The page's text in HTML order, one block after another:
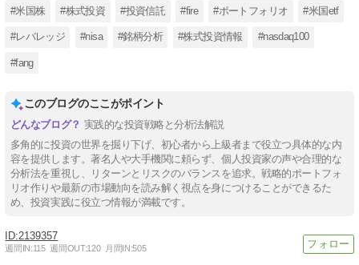
#米国株 #株式投資 #投資信託 #fire #ポートフォリオ #米国etf
#レバレッジ #nisa #銘柄分析 #株式投資情報 #nasdaq100
#fang
このブログのここがポイント
実践的な投資戦略と分析法解説
多角的に投資の世界を掘り下げ、初心者から上級者まで役立つ具体的な内
容を提供します。著名人や大手機関に頼らず、個人投資家の声や合理的な
分析法を重視し、リターンとリスクのバランスを追求。戦略的ポートフォ
リオ作りや最新の市場動向を読み解く視点を身につけることができるた
め、投資実践に役立つ情報が満載です。
2139357
週間IN:115 週間OUT:120 月間IN:505